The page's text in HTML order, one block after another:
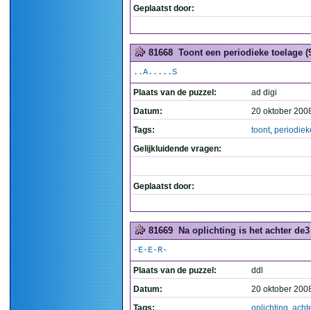
Geplaatst door:
81668 Toont een periodieke toelage
..A.....S
Plaats van de puzzel:
ad digi
Datum:
20 oktober
Tags:
toont,
Gelijkluidende vragen:
Geplaatst door:
81669 Na oplichting is het achter
-E-E-R-
Plaats van de puzzel:
ddl
Datum:
20 oktober
Tags:
oplichting,